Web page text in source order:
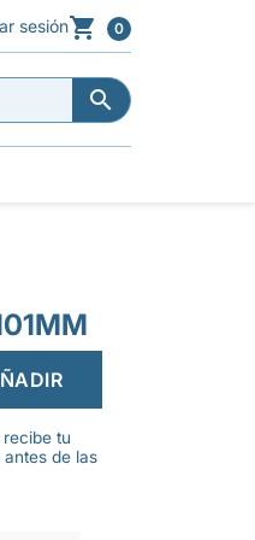
sesión 0


tu
antes de las